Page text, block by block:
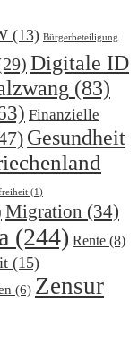
(13) Bürgerbeteiligung
Digitale ID
(83)
Finanzielle
Gesundheit
(1)
Migration (34)
(244) Rente (8)
(15)
(6) Zensur